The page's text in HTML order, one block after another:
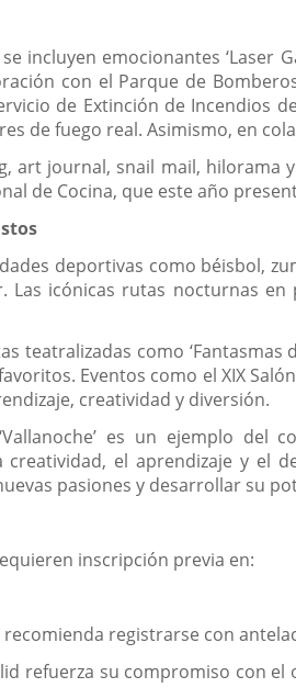
incluyen emocionantes ‘Laser
con el Parque de
de Extinción de Incendios
de fuego real. Asimismo, en
art journal, snail mail, hilorama
de Cocina, que este año
deportivas como béisbol,
icónicas rutas nocturnas
teatralizadas como
Eventos como el XIX
creatividad y diversión.
es un ejemplo
el aprendizaje y el
pasiones y desarrollar su
inscripción previa en:
registrarse con
refuerza su compromiso